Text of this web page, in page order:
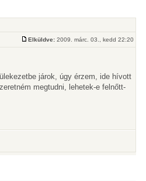
Elküldve: 2009. márc. 03., kedd 22:20
járok, úgy érzem, ide hívott
megtudni, lehetek-e felnőtt-